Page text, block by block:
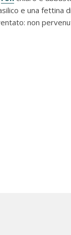
e una fettina
non